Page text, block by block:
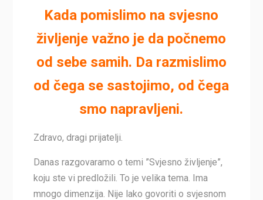
Kada pomislimo na svjesno
življenje važno je da počnemo
od sebe samih. Da razmislimo
od čega se sastojimo, od čega
smo napravljeni.
Zdravo, dragi prijatelji.
Danas razgovaramo o temi ”Svjesno življenje”,
koju ste vi predložili. To je velika tema. Ima
mnogo dimenzija. Nije lako govoriti o svjesnom